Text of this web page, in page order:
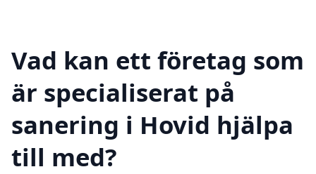
Vad kan ett företag som
är specialiserat på
sanering i Hovid hjälpa
till med?